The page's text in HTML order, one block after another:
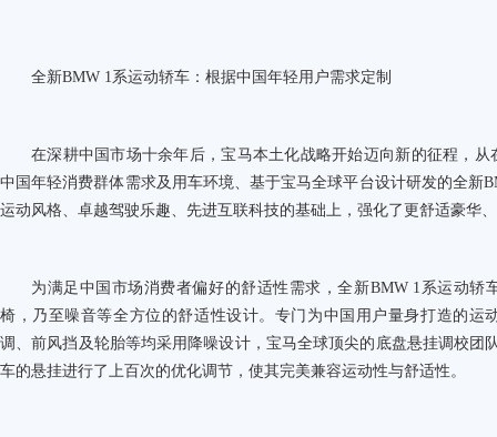
全新BMW 1系运动轿车：根据中国年轻用户需求定制
在深耕中国市场十余年后，宝马本土化战略开始迈向新的征程，
中国年轻消费群体需求及用车环境、基于宝马全球平台设计研发的全新
运动风格、卓越驾驶乐趣、先进互联科技的基础上，强化了更舒适豪华
为满足中国市场消费者偏好的舒适性需求，全新BMW 1 系运动轿
椅，乃至噪音等全方位的舒适性设计。专门为中国用户量身打造的运
调、前风挡及轮胎等均采用降噪设计，宝马全球顶尖的底盘悬挂调校团
车的悬挂进行了上百次的优化调节，使其完美兼容运动性与舒适性。